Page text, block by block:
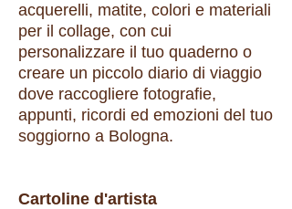
acquerelli, matite, colori e materiali
per il collage, con cui
personalizzare il tuo quaderno o
creare un piccolo diario di viaggio
dove raccogliere fotografie,
appunti, ricordi ed emozioni del tuo
soggiorno a Bologna.
Cartoline d'artista